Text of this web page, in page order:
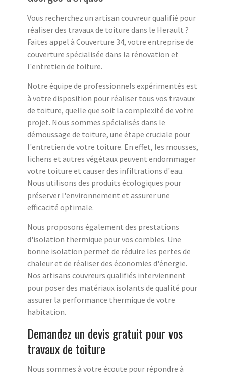
Vous recherchez un artisan couvreur qualifié pour
réaliser des travaux de toiture dans le Herault ?
Faites appel à Couverture 34, votre entreprise de
couverture spécialisée dans la rénovation et
l'entretien de toiture.
Notre équipe de professionnels expérimentés est
à votre disposition pour réaliser tous vos travaux
de toiture, quelle que soit la complexité de votre
projet. Nous sommes spécialisés dans le
démoussage de toiture, une étape cruciale pour
l'entretien de votre toiture. En effet, les mousses,
lichens et autres végétaux peuvent endommager
votre toiture et causer des infiltrations d'eau.
Nous utilisons des produits écologiques pour
préserver l'environnement et assurer une
efficacité optimale.
Nous proposons également des prestations
d'isolation thermique pour vos combles. Une
bonne isolation permet de réduire les pertes de
chaleur et de réaliser des économies d'énergie.
Nos artisans couvreurs qualifiés interviennent
pour poser des matériaux isolants de qualité pour
assurer la performance thermique de votre
habitation.
Demandez un devis gratuit pour vos
travaux de toiture
Nous sommes à votre écoute pour répondre à